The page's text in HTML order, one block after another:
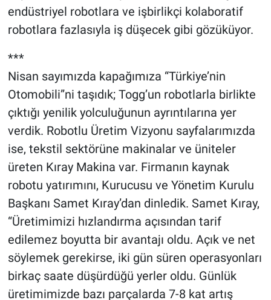
endüstriyel robotlara ve işbirlikçi kolaboratif
robotlara fazlasıyla iş düşecek gibi gözüküyor.
***
Nisan sayımızda kapağımıza “Türkiye’nin
Otomobili”ni taşıdık; Togg’un robotlarla birlikte
çıktığı yenilik yolculuğunun ayrıntılarına yer
verdik. Robotlu Üretim Vizyonu sayfalarımızda
ise, tekstil sektörüne makinalar ve üniteler
üreten Kıray Makina var. Firmanın kaynak
robotu yatırımını, Kurucusu ve Yönetim Kurulu
Başkanı Samet Kıray’dan dinledik. Samet Kıray,
“Üretimimizi hızlandırma açısından tarif
edilemez boyutta bir avantajı oldu. Açık ve net
söylemek gerekirse, iki gün süren operasyonları
birkaç saate düşürdüğü yerler oldu. Günlük
üretimimizde bazı parçalarda 7-8 kat artış